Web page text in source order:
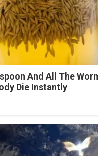
And All The
Die Instantly